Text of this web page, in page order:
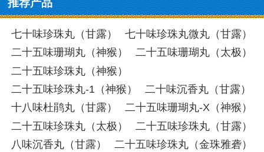
推荐产品
七十味珍珠丸（甘露）
七十味珍珠丸微丸（甘露）
二十五味珊瑚丸（神猴）
二十五味珊瑚丸（太极）
二十五味珍珠丸（神猴）
二十五味珍珠丸-1（神猴）
二十味沉香丸（甘露）
十八味杜鹃丸（甘露）
二十五味珊瑚丸-X（神猴）
二十五味珍珠丸（太极）
二十五味珍珠丸（甘露）
八味沉香丸（甘露）
二十五味珍珠丸（金珠雅砻）